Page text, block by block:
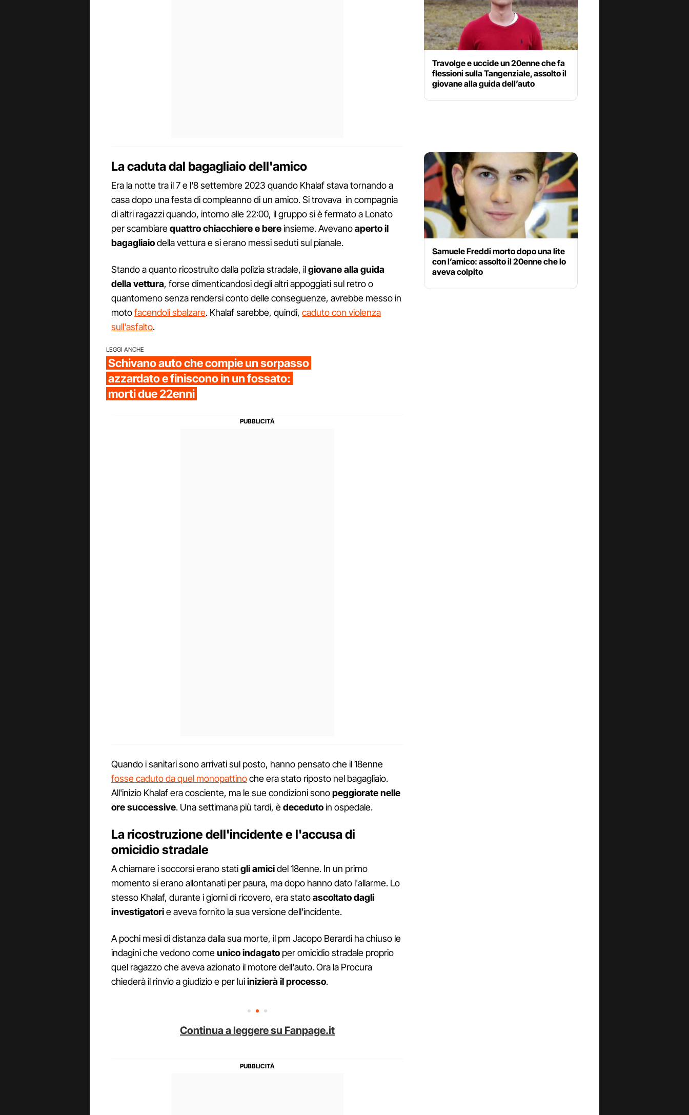
La caduta dal bagagliaio dell'amico
Era la notte tra il 7 e l'8 settembre 2023 quando Khalaf stava tornando a
casa dopo una festa di compleanno di un amico. Si trovava in compagnia
di altri ragazzi quando, intorno alle 22:00, il gruppo si è fermato a Lonato
per scambiarequattro chiacchiere e bereinsieme. Avevanoaperto il
bagagliaiodella vettura e si erano messi seduti sul pianale.
Stando a quanto ricostruito dalla polizia stradale, ilgiovane alla guida
della vettura, forse dimenticandosi degli altri appoggiati sul retro o
quantomeno senza rendersi conto delle conseguenze, avrebbe messo in
motofacendoli sbalzare. Khalaf sarebbe, quindi, caduto con violenza
sull'asfalto.
LEGGI ANCHE
Schivano auto che compie un sorpasso
azzardato e finiscono in un fossato:
morti due 22enni
Quando i sanitari sono arrivati sul posto, hanno pensato che il 18enne
fosse caduto da quel monopattinoche era stato riposto nel bagagliaio.
All'inizio Khalaf era cosciente, ma le sue condizioni sonopeggiorate nelle
ore successive. Una settimana più tardi, èdecedutoin ospedale.
La ricostruzione dell'incidente e l'accusa di
omicidio stradale
A chiamare i soccorsi erano statigli amicidel 18enne. In un primo
momento si erano allontanati per paura, ma dopo hanno dato l'allarme. Lo
stesso Khalaf, durante i giorni di ricovero, era statoascoltato dagli
investigatorie aveva fornito la sua versione dell'incidente.
A pochi mesi di distanza dalla sua morte, il pm Jacopo Berardi ha chiuso le
indagini che vedono comeunico indagato per omicidio stradale proprio
quel ragazzo che aveva azionato il motore dell'auto. Ora la Procura
chiederà il rinvio a giudizio e per luiinizierà il processo.
Continua a leggere su Fanpage.it
Travolge e uccide un 20enne che fa
flessioni sulla Tangenziale, assolto il
giovane alla guida dell’auto
Samuele Freddi morto dopo una lite
con l’amico: assolto il 20enne che lo
aveva colpito